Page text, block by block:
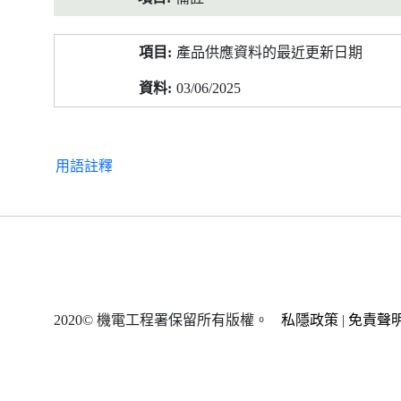
產品供應資料的最近更新日期
03/06/2025
用語註釋
2020© 機電工程署保留所有版權。 私隱政策 | 免責聲